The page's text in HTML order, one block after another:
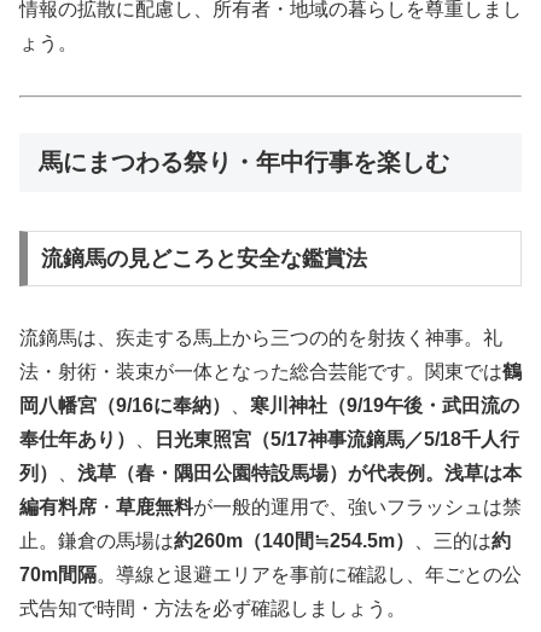
情報の拡散に配慮し、所有者・地域の暮らしを尊重しまし
ょう。
馬にまつわる祭り・年中行事を楽しむ
流鏑馬の見どころと安全な鑑賞法
流鏑馬は、疾走する馬上から三つの的を射抜く神事。礼
法・射術・装束が一体となった総合芸能です。関東では鶴
岡八幡宮（9/16に奉納）
寒川神社（9/19午後・武田流の
奉仕年あり）
日光東照宮（5/17神事流鏑馬／5/18千人行
列）
浅草（春・隅田公園特設馬場）が代表例。浅草は本
編有料席 ・ 草鹿無料が一般的運用で、強いフラッシュは禁
止。鎌倉の馬場は約260m（140間≒254.5m） 、三的は約
70m間隔。導線と退避エリアを事前に確認し、年ごとの公
式告知で時間・方法を必ず確認しましょう。